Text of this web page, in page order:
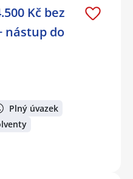
Kč bez
nástup do
Plný úvazek